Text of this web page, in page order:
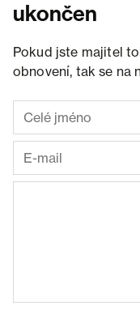
ukončen
Pokud jste majitel
obnovení, tak se na